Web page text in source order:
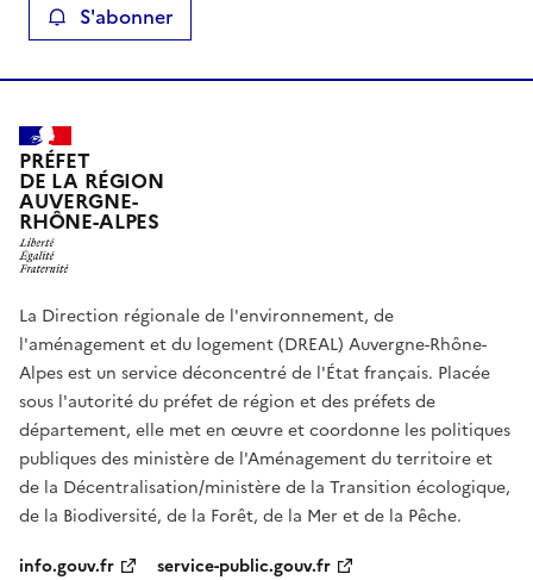
S'abonner
PRÉFET
DE LA RÉGION
AUVERGNE-
RHÔNE-ALPES
La Direction régionale de l'environnement, de
l'aménagement et du logement (DREAL) Auvergne-Rhône-
Alpes est un service déconcentré de l'État français. Placée
sous l'autorité du préfet de région et des préfets de
département, elle met en œuvre et coordonne les politiques
publiques des ministère de l'Aménagement du territoire et
de la Décentralisation/ministère de la Transition écologique,
de la Biodiversité, de la Forêt, de la Mer et de la Pêche.
info.gouv.fr
service-public.gouv.fr